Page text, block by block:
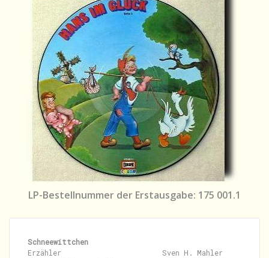
LP-Bestellnummer der Erstausgabe: 175 001.1
Schneewittchen
Erzähler                        Sven H. Mahler